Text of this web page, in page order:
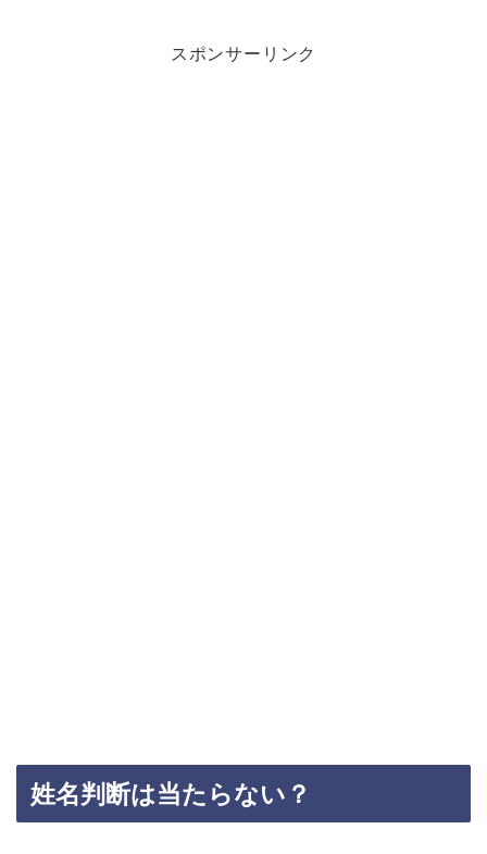
スポンサーリンク
姓名判断は当たらない？